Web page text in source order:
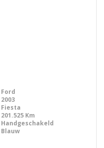
Ford
2003
Fiesta
201.525 Km
Handgeschakeld
Blauw